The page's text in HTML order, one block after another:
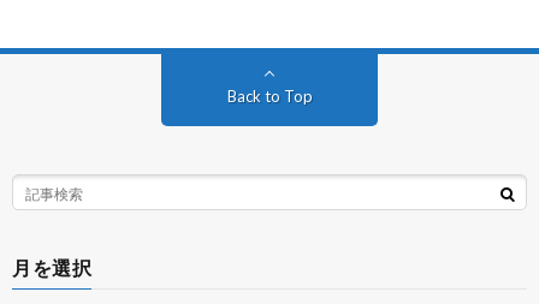
Back to Top
月を選択